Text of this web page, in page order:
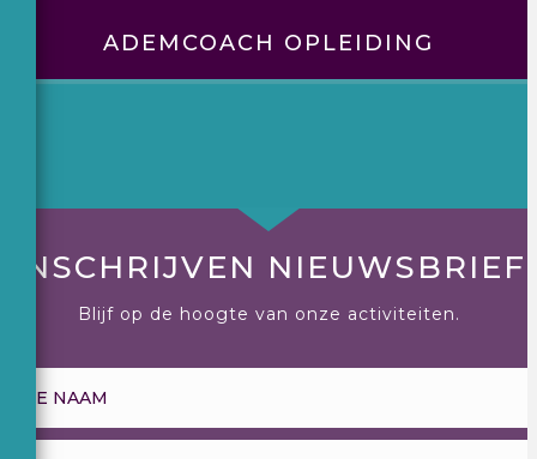
ADEMCOACH OPLEIDING
INSCHRIJVEN NIEUWSBRIEF
Blijf op de hoogte van onze activiteiten.